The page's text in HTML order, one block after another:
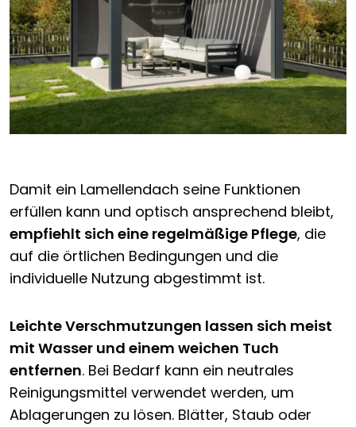
Damit ein Lamellendach seine Funktionen
erfüllen kann und optisch ansprechend bleibt,
empfiehlt sich eine regelmäßige Pflege, die
auf die örtlichen Bedingungen und die
individuelle Nutzung abgestimmt ist.
Leichte Verschmutzungen lassen sich meist
mit Wasser und einem weichen Tuch
entfernen. Bei Bedarf kann ein neutrales
Reinigungsmittel verwendet werden, um
Ablagerungen zu lösen. Blätter, Staub oder